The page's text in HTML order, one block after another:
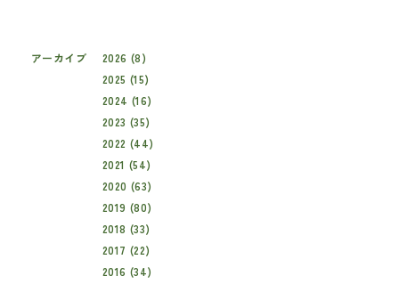
アーカイブ
2026 (8)
2025 (15)
2024 (16)
2023 (35)
2022 (44)
2021 (54)
2020 (63)
2019 (80)
2018 (33)
2017 (22)
2016 (34)